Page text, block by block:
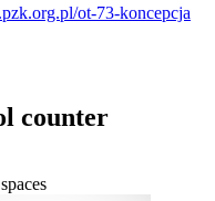
ot-73-koncepcja
counter